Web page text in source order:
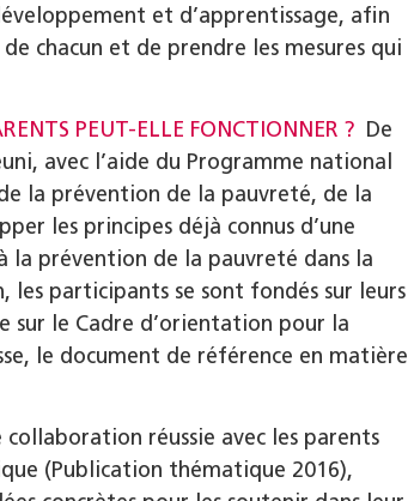
et d’apprentissage, afin
chacun et de prendre les mesures qui
PEUT-ELLE FONCTIONNER ? De
avec l’aide du Programme national
la prévention de la pauvreté, de la
les principes déjà connus d’une
la prévention de la pauvreté dans la
participants se sont fondés sur leurs
sur le Cadre d’orientation pour la
le document de référence en matière
réussie avec les parents
(Publication thématique 2016),